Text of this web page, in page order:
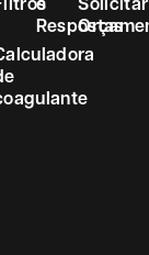
Respostas